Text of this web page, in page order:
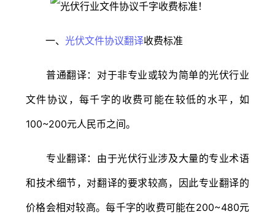
一、 光伏文件协议翻译收费标准
普通翻译：对于非专业或较为简单的光伏行业
文件协议，每千字的收费可能在较低的水平，如
100~200元人民币之间。
专业翻译：由于光伏行业涉及大量的专业术语
和技术细节，对翻译的要求较高，因此专业翻译的
价格会相对较高。每千字的收费可能在200~480元